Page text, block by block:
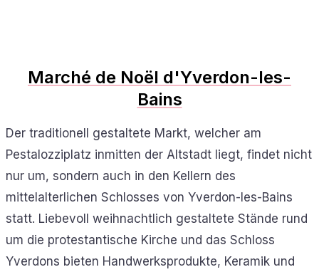
Marché de Noël d'Yverdon-les-
Bains
Der traditionell gestaltete Markt, welcher am
Pestalozziplatz inmitten der Altstadt liegt, findet nicht
nur um, sondern auch in den Kellern des
mittelalterlichen Schlosses von Yverdon-les-Bains
statt. Liebevoll weihnachtlich gestaltete Stände rund
um die protestantische Kirche und das Schloss
Yverdons bieten Handwerksprodukte, Keramik und